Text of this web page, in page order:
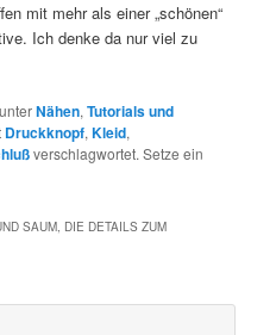
mit mehr als einer „schönen“
Ich denke da nur viel zu
unterNähen,Tutorials und
Druckknopf,Kleid,
verschlagwortet. Setze ein
SAUM, DIE DETAILS ZUM S